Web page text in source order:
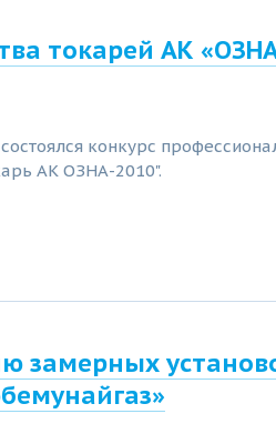
токарей АК
конкурс
АК ОЗНА-2010".
замерных